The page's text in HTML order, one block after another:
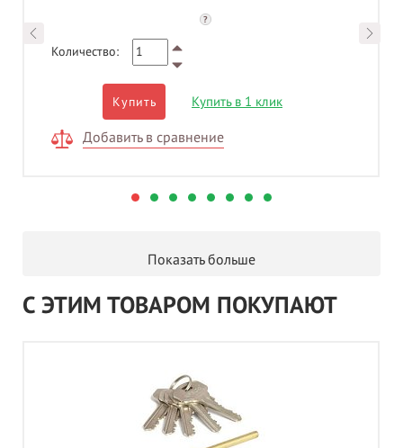
?
Количество:
Купить Купить в 1 клик
Добавить в сравнение
Показать больше
С ЭТИМ ТОВАРОМ ПОКУПАЮТ